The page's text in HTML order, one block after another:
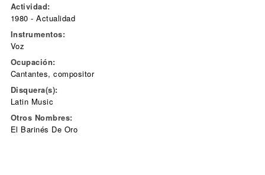
Actividad:
1980 - Actualidad
Instrumentos:
Voz
Ocupación:
Cantantes, compositor
Disquera(s):
Latin Music
Otros Nombres:
El Barinés De Oro